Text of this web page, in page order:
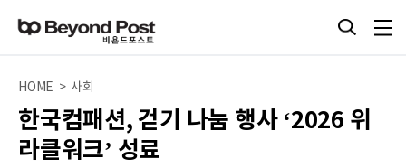
HOME > 사회
한국컴패션, 걷기 나눔 행사 ‘2026 위
라클워크’ 성료